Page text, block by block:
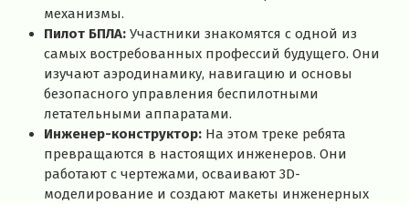
механизмы.
Пилот БПЛА: Участники знакомятся с одной из
самых востребованных профессий будущего. Они
изучают аэродинамику, навигацию и основы
безопасного управления беспилотными
летательными аппаратами.
Инженер-конструктор: На этом треке ребята
превращаются в настоящих инженеров. Они
работают с чертежами, осваивают 3D-
моделирование и создают макеты инженерных